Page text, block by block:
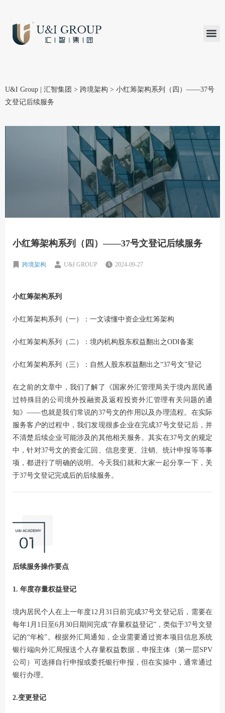
U&I Group | 汇智集团 > 跨境架构 > 小红筹架构系列（四）——37号
文登记后续服务
小红筹架构系列（四）——37号文登记后续服务
跨境架构 U&I GROUP 2024-09-27
小红筹架构系列
小红筹架构系列（一）：一文读懂中资企业红筹架构
小红筹架构系列（二）：境内机构股东权益翻出之ODI备案
小红筹架构系列（三）：自然人股东权益翻出之“37号文”登记
在之前的文章中，我们了解了《国家外汇管理局关于境内居民通
过特殊目的公司境外投融资及返程投资外汇管理有关问题的通
知》——也就是我们常说的37号文的作用以及办理流程。在实际
服务客户的过程中，我们发现很多企业在完成37号文登记后，并
不清楚后续企业可能涉及的其他相关服务。其实在37号文的规定
中，针对37号文的资金汇回、信息变更、注销、统计申报等等事
项，都进行了明确的说明。今天我们就和大家一起分享一下，关
于37号文登记完成后的后续服务。
后续服务操作要点
1. 年度存量权益登记
境内居民个人在上一年度12月31日前完成37号文登记后，需要在
每年1月1日至6月30日期间完成“存量权益登记”，类似于37号文登
记的“年检”。根据外汇局通知，企业需要通过资本项目信息系统
银行端向外汇局报送个人存量权益数据，申报主体（第一层SPV
公司）可选择自行申报或委托银行申报，但在实操中，通常通过
银行办理。
2.变更登记